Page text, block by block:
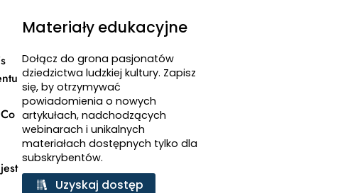
Materiały edukacyjne
Dołącz do grona pasjonatów
dziedzictwa ludzkiej kultury. Zapisz
się, by otrzymywać
powiadomienia o nowych
artykułach, nadchodzących
webinarach i unikalnych
materiałach dostępnych tylko dla
subskrybentów.
Uzyskaj dostęp